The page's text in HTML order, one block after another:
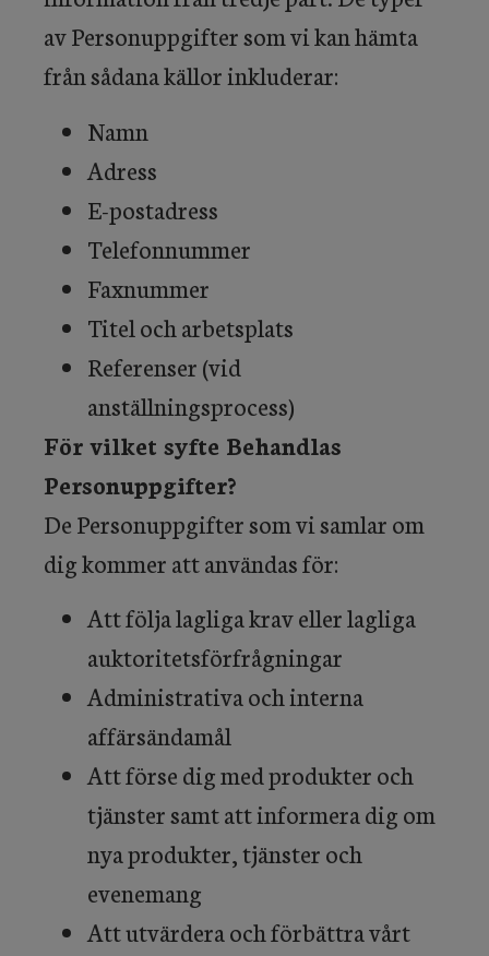
av Personuppgifter som vi kan hämta
från sådana källor inkluderar:
Namn
Adress
E-postadress
Telefonnummer
Faxnummer
Titel och arbetsplats
Referenser (vid
anställningsprocess)
För vilket syfte Behandlas
Personuppgifter?
De Personuppgifter som vi samlar om
dig kommer att användas för:
Att följa lagliga krav eller lagliga
auktoritetsförfrågningar
Administrativa och interna
affärsändamål
Att förse dig med produkter och
tjänster samt att informera dig om
nya produkter, tjänster och
evenemang
Att utvärdera och förbättra vårt